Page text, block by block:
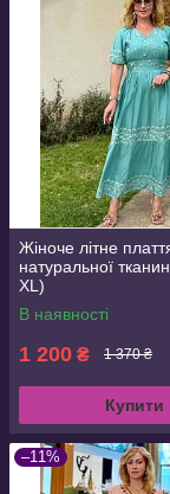
Жіноче літне
натуральної
XL)
В наявності
1 200 ₴ 1 370 ₴
Купити
–11%